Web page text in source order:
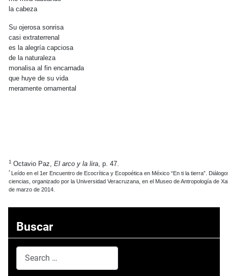
la cabeza
Su ojerosa sonrisa
casi extraterrenal
es la alegría capciosa
de la naturaleza
monalisa al fin encarnada
que huye de su vida
meramente ornamental
1 Octavio Paz, El arco y la lira, p. 47.
*
Leído en el 1er Encuentro de Ecocrítica y Ecopoética en México “En ti la tierra”.
ciencias, organizado por la Universidad Veracruzana, en el Museo de Antropología de
de marzo de 2014.
Buscar